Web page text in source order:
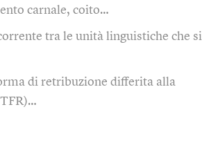
carnale, coito…
tra le unità linguistiche che si
di retribuzione differita alla